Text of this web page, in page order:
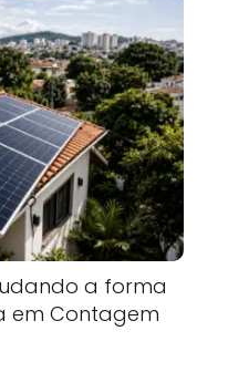
a forma
em Contagem